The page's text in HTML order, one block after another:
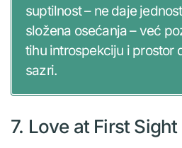
suptilnost – ne daje
složena osećanja – već
tihu introspekciju i prostor
sazri.
7. Love at First